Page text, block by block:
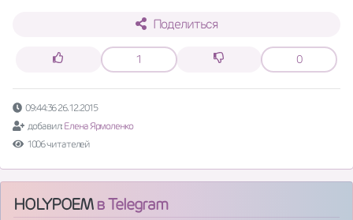
Поделиться
1 0
09:44:36 26.12.2015
добавил: Елена Ярмоленко
1006 читателей
HOLYPOEMв Telegram